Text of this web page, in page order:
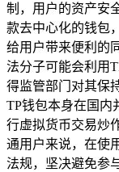
制，用户的资产安
款去中心化的钱包
给用户带来便利的
法分子可能会利用
得监管部门对其保
TP钱包本身在国内
行虚拟货币交易炒
通用户来说，在使
法规，坚决避免参